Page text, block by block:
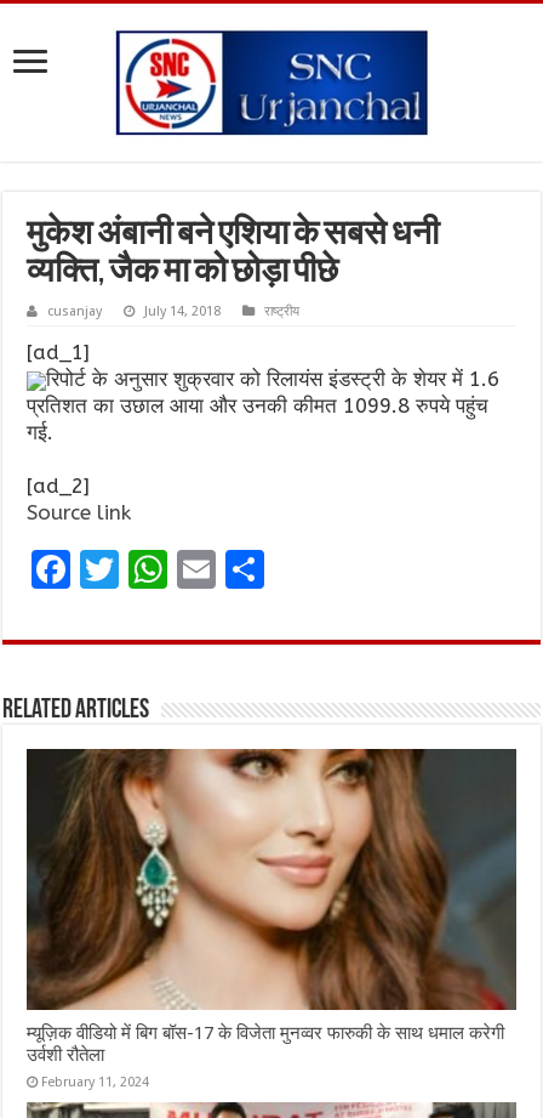
मुकेश अंबानी बने एशिया के सबसे धनी
व्यक्ति, जैक मा को छोड़ा पीछे
cusanjay July 14, 2018 राष्ट्रीय
[ad_1]
रिपोर्ट के अनुसार शुक्रवार को रिलायंस इंडस्ट्री के शेयर में 1.6
प्रतिशत का उछाल आया और उनकी कीमत 1099.8 रुपये पहुंच
गई.
[ad_2]
Source link
F
ce
o
o
k
T
it
r
W
at
A
p
p
E
ai ar
Related Articles
म्यूज़िक वीडियो में बिग बॉस-17 के विजेता मुनव्वर फारुकी के साथ धमाल करेगी
उर्वशी रौतेला
February 11, 2024